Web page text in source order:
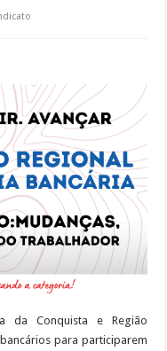
da Conquista e Região
bancários para participarem